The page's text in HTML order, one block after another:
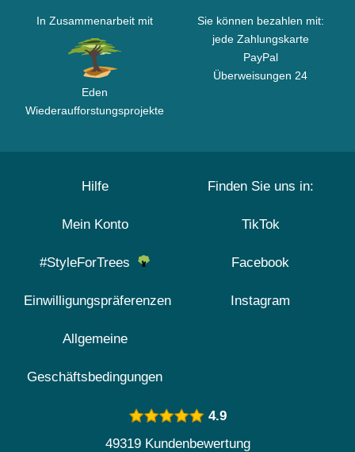
In Zusammenarbeit mit
Eden
Wiederaufforstungsprojekte
Sie können bezahlen mit:
jede Zahlungskarte
PayPal
Überweisungen 24
Hilfe
Mein Konto
#StyleForTrees
Einwilligungspräferenzen
Allgemeine
Geschäftsbedingungen
Finden Sie uns in:
TikTok
Facebook
Instagram
4.9
49319 Kundenbewertung